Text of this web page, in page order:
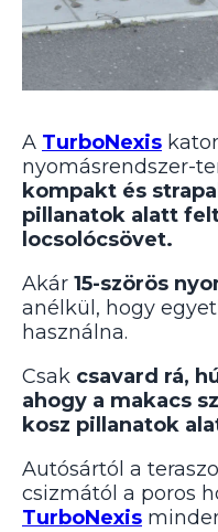
A TurboNexis
nyomásrendszer-
kompakt és
pillanatok alatt
locsolócsövet.
Akár 15-szörös
anélkül, hogy
használna.
Csak csavard rá,
ahogy a makacs
kosz pillanatok
Autósártól a
csizmától a poros
TurboNexis